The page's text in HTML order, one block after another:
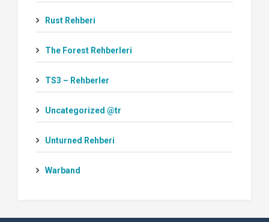
Rust Rehberi
The Forest Rehberleri
TS3 – Rehberler
Uncategorized @tr
Unturned Rehberi
Warband